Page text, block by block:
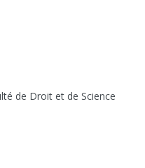
de Droit et de Science